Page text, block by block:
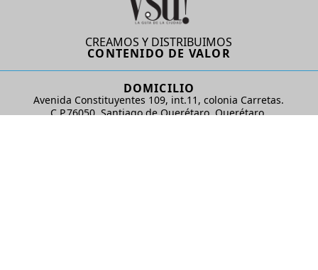
CREAMOS Y DISTRIBUIMOS
CONTENIDO DE VALOR
DOMICILIO
Avenida Constituyentes 109, int.11, colonia Carretas.
C.P.76050. Santiago de Querétaro, Querétaro.